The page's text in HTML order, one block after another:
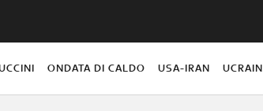
ONDATA DI CALDO USA-IRAN